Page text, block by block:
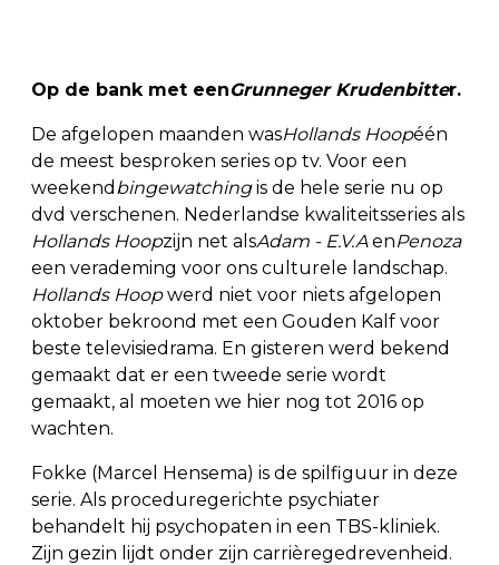
Op de bank met eenGrunneger Krudenbitter.
De afgelopen maanden wasHollands Hoopéén
de meest besproken series op tv. Voor een
weekend bingewatchingis de hele serie nu op
dvd verschenen. Nederlandse kwaliteitsseries als
Hollands Hoopzijn net alsAdam - E.V.AenPenoza
een verademing voor ons culturele landschap.
Hollands Hoopwerd niet voor niets afgelopen
oktober bekroond met een Gouden Kalf voor
beste televisiedrama. En gisteren werd bekend
gemaakt dat er een tweede serie wordt
gemaakt, al moeten we hier nog tot 2016 op
wachten.
Fokke (Marcel Hensema) is de spilfiguur in deze
serie. Als proceduregerichte psychiater
behandelt hij psychopaten in een TBS-kliniek.
Zijn gezin lijdt onder zijn carrièregedrevenheid.